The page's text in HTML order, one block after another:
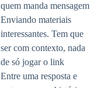
quem manda mensagem
Enviando materiais
interessantes. Tem que
ser com contexto, nada
de só jogar o link
Entre uma resposta e